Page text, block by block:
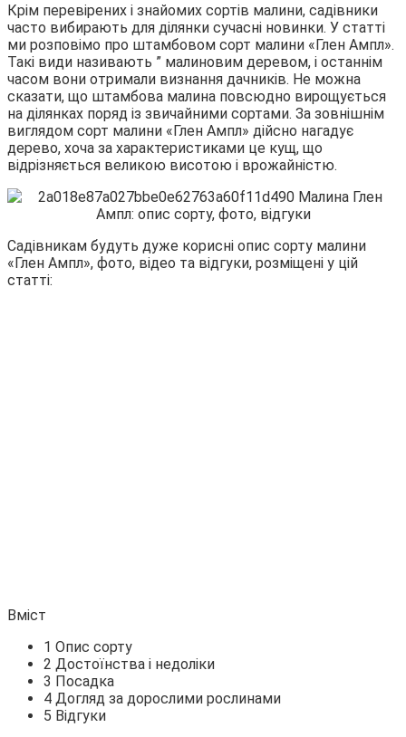
Крім перевірених і знайомих сортів малини, садівники
часто вибирають для ділянки сучасні новинки. У статті
ми розповімо про штамбовом сорт малини «Глен Ампл».
Такі види називають ” малиновим деревом, і останнім
часом вони отримали визнання дачників. Не можна
сказати, що штамбова малина повсюдно вирощується
на ділянках поряд із звичайними сортами. За зовнішнім
виглядом сорт малини «Глен Ампл» дійсно нагадує
дерево, хоча за характеристиками це кущ, що
відрізняється великою висотою і врожайністю.
Садівникам будуть дуже корисні опис сорту малини
«Глен Ампл», фото, відео та відгуки, розміщені у цій
статті:
Вміст
1 Опис сорту
2 Достоїнства і недоліки
3 Посадка
4 Догляд за дорослими рослинами
5 Відгуки